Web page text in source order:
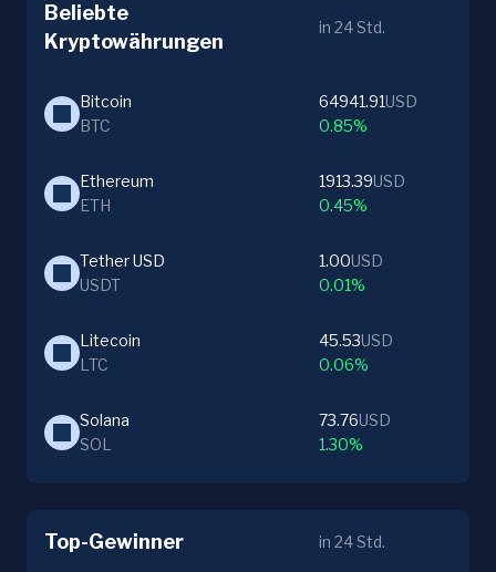
Beliebte
Kryptowährungen
in 24 Std.
Bitcoin
BTC
64941.91USD
0.85%
Ethereum
ETH
1913.39USD
0.45%
Tether USD
USDT
1.00USD
0.01%
Litecoin
LTC
45.53USD
0.06%
Solana
SOL
73.76USD
1.30%
Top-Gewinner in 24 Std.